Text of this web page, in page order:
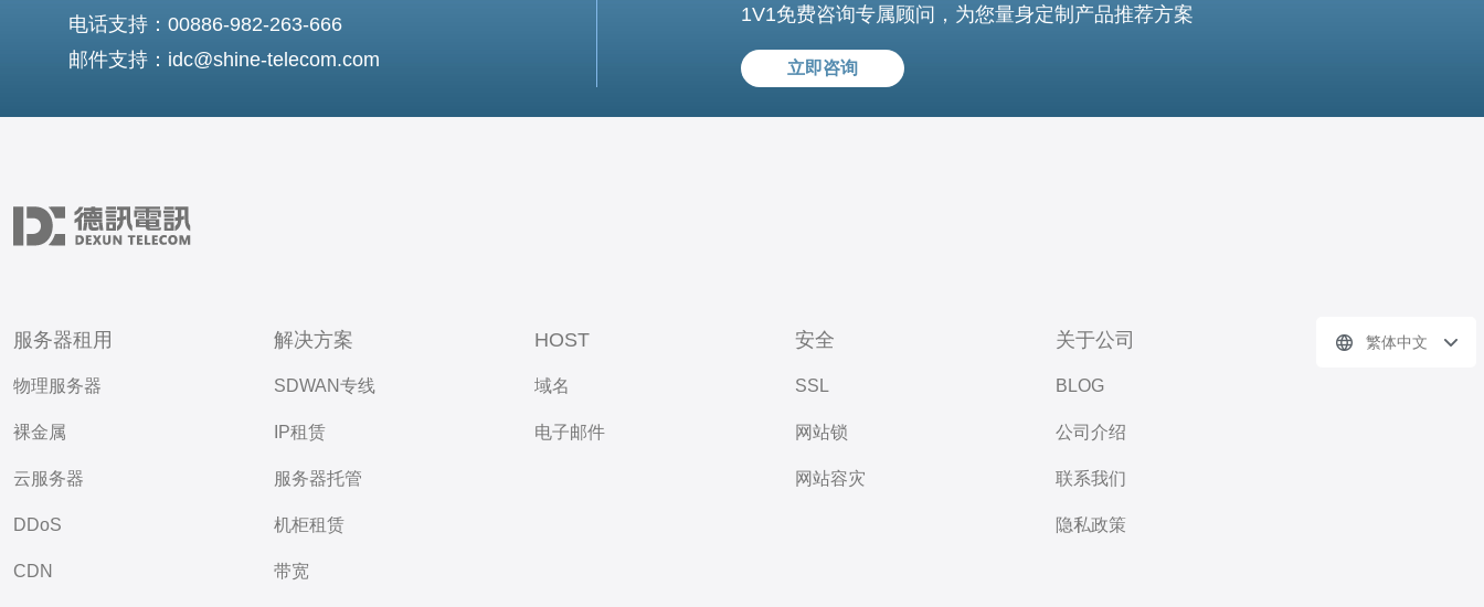
电话支持：00886-982-263-666
邮件支持：idc@shine-telecom.com
1V1免费咨询专属顾问，为您量身定制产品推荐方案
立即咨询
服务器租用
物理服务器
裸金属
云服务器
DDoS
CDN
解决方案
SDWAN专线
IP租赁
服务器托管
机柜租赁
带宽
HOST
域名
电子邮件
安全
SSL
网站锁
网站容灾
关于公司
BLOG
公司介绍
联系我们
隐私政策
繁体中文